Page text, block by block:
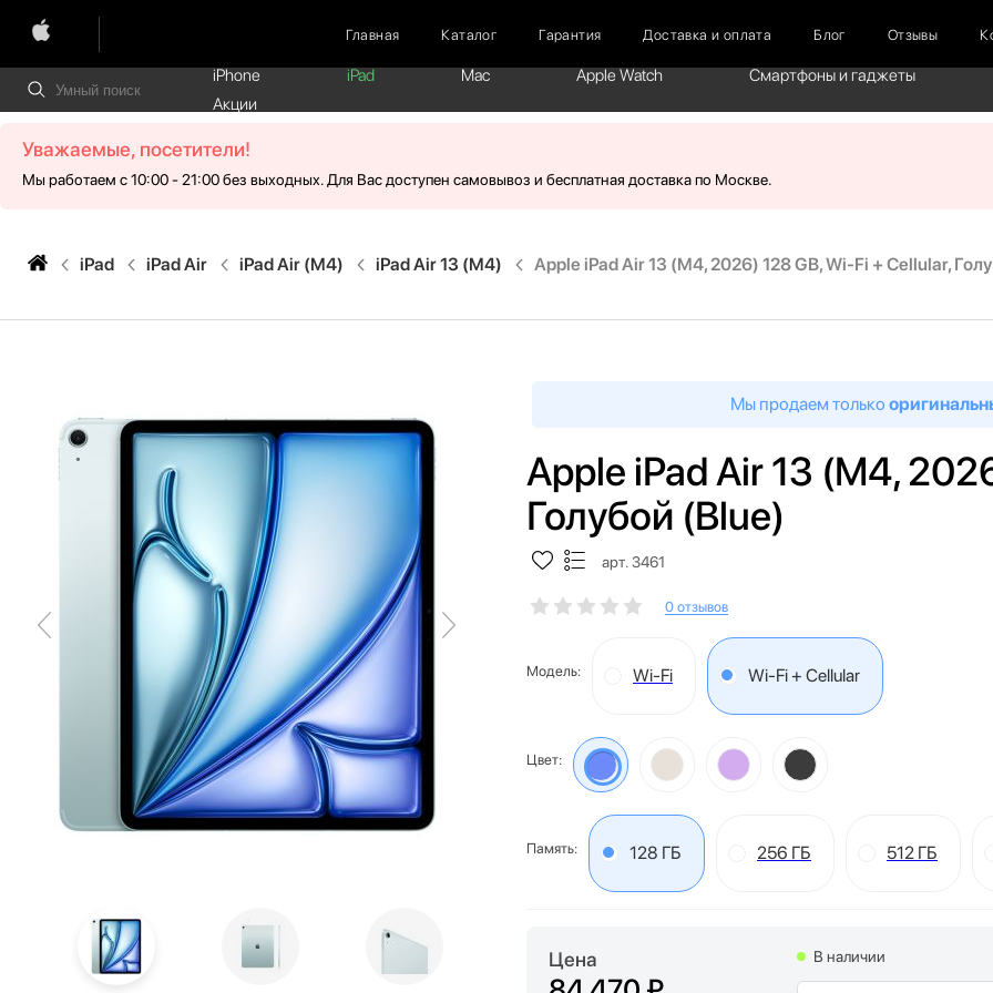
Главная Каталог Гарантия Доставка и оплата Блог Отзывы
iPhone iPad Mac Apple Watch
Смартфоны и гаджеты
Акции
Уважаемые, посетители!
Мы работаем с 10:00 - 21:00 без выходных. Для Вас доступен самовывоз и бесплатная доставка по Москве.
iPad iPad Air iPad Air (M4) iPad Air 13 (M4) Apple iPad Air 13 (M4, 2026) 128 GB, Wi-Fi + Cellular,
Мы продаем только
Apple iPad Air 13 (M4,
Голубой (Blue)
арт. 3461
0 отзывов
Модель: Wi-Fi Wi-Fi + Cellular
Цвет:
Память: 128 ГБ 256 ГБ 512 ГБ
Цена В наличии